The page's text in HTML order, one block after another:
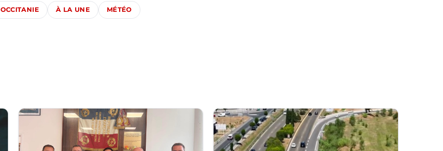
OCCITANIE À LA UNE MÉTÉO